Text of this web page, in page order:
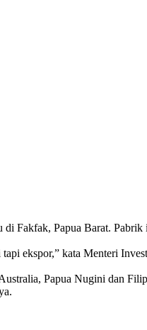
Fakfak, Papua Barat. Pabrik
ekspor,” kata Menteri
Papua Nugini dan